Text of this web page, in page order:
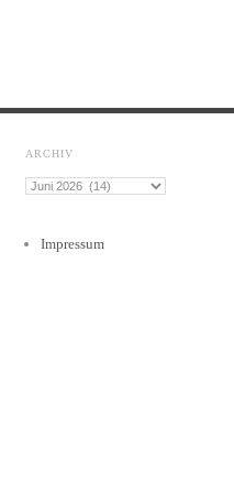
ARCHIV
Archiv
Impressum